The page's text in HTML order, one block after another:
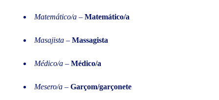
Matemático/a – Matemático/a
Masajista – Massagista
Médico/a – Médico/a
Mesero/a – Garçom/garçonete